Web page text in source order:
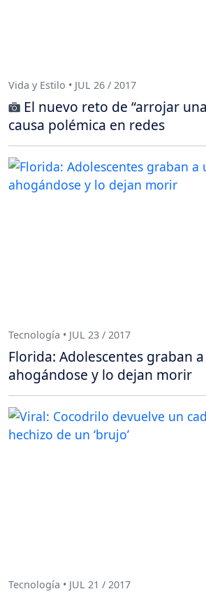
Vida y Estilo • JUL 26 / 2017
El nuevo reto de “arrojar
causa polémica en redes
Tecnología • JUL 23 / 2017
Florida: Adolescentes graban
ahogándose y lo dejan morir
Tecnología • JUL 21 / 2017